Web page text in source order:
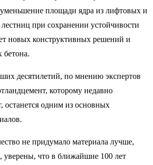
площади ядра из лифтовых и
при сохранении устойчивости
новых конструктивных решений и
бетона.
десятилетий, по мнению экспертов
которому недавно
останется одним из основных
не придумало материала лучше,
уверены, что в ближайшие 100 лет